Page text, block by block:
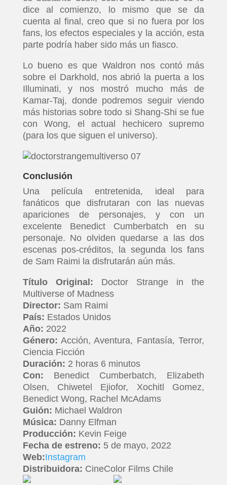
dice al comienzo, lo mismo que se da
cuenta al final, creo que si no fuera por los
fans, los efectos especiales y la acción, esta
parte podría haber sido más un fiasco.
Lo bueno es que Waldron nos contó más
sobre el Darkhold, nos abrió la puerta a los
Illuminati, y nos mostró mucho más de
Kamar-Taj, donde podremos seguir viendo
más historias sobre todo si Shang-Shi se fue
con Wong, el actual hechicero supremo
(para los que siguen el universo).
Conclusión
Una película entretenida, ideal para
fanáticos que disfrutaran con las nuevas
apariciones de personajes, y con un
excelente Benedict Cumberbatch en su
personaje. No olviden quedarse a las dos
escenas pos-créditos, la segunda los fans
de Sam Raimi la disfrutarán aún más.
Título Original: Doctor Strange in the
Multiverse of Madness
Director: Sam Raimi
País: Estados Unidos
Año: 2022
Género: Acción, Aventura, Fantasía, Terror,
Ciencia Ficción
Duración: 2 horas 6 minutos
Con: Benedict Cumberbatch, Elizabeth
Olsen, Chiwetel Ejiofor, Xochitl Gomez,
Benedict Wong, Rachel McAdams
Guión: Michael Waldron
Música: Danny Elfman
Producción: Kevin Feige
Fecha de estreno: 5 de mayo, 2022
Web:Instagram
Distribuidora: CineColor Films Chile